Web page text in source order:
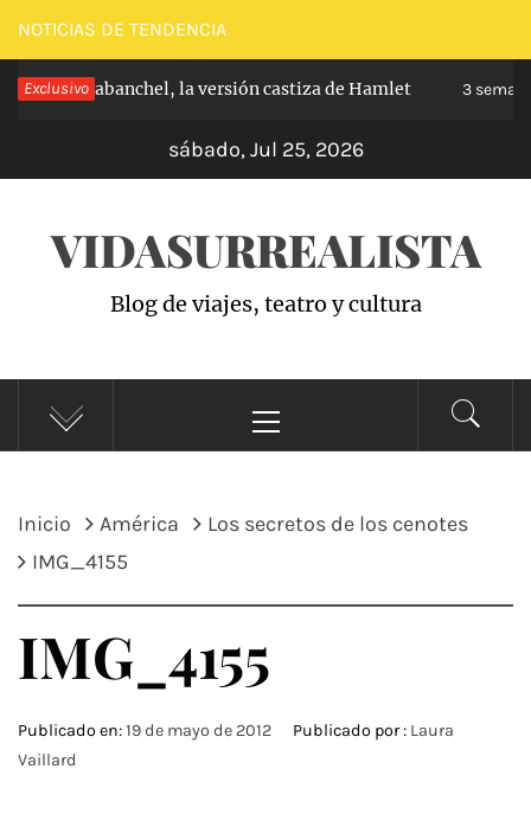
Saltar
al
contenido
NOTICIAS DE TENDENCIA
Exclusivo
de Carabanchel, la versión castiza de Hamlet 3
sábado, Jul 25, 2026
VIDASURREALISTA
Blog de viajes, teatro y cultura
principal
Inicio América
Los secretos de los cenotes
IMG_4155
IMG_4155
Publicado en:19 de mayo de 2012 Publicado por : Laura
Vaillard